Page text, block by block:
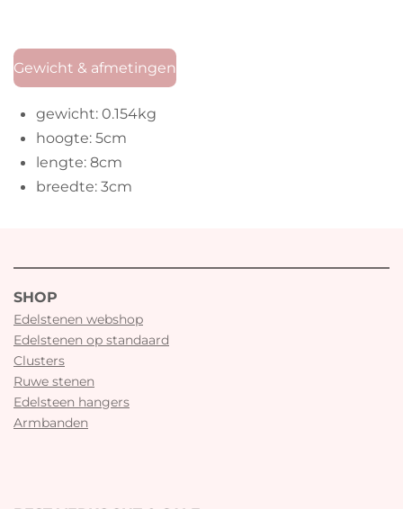
Gewicht & afmetingen
gewicht: 0.154kg
hoogte: 5cm
lengte: 8cm
breedte: 3cm
SHOP
Edelstenen webshop
Edelstenen op standaard
Clusters
Ruwe stenen
Edelsteen hangers
Armbanden